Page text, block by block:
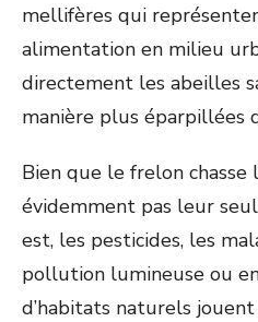
mellifères qui
alimentation en milieu
directement les abeilles
manière plus éparpillées
Bien que le frelon chasse
évidemment pas leur
est, les pesticides, les
pollution lumineuse ou
d’habitats naturels